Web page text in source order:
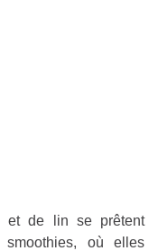
et de lin se prêtent
où elles